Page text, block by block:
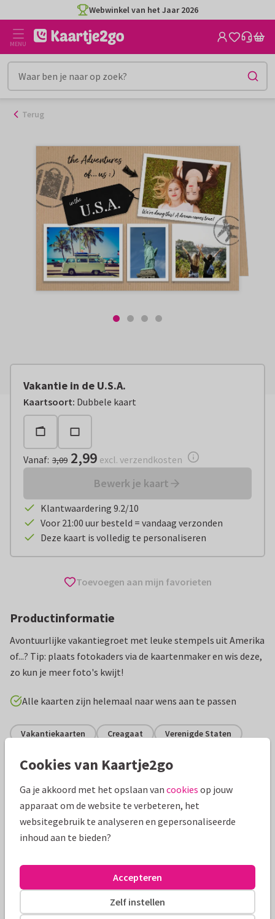
naar
inhoud
Webwinkel van het Jaar 2026
MENU
Terug
Vakantie in de U.S.A.
Kaartsoort: Dubbele kaart
Vanaf:€ 2,99 excl. verzendkosten
Vanaf: 3,09 2,99 excl. verzendkosten
Bewerk je kaart
Klantwaardering 9.2/10
Voor 21:00 uur besteld = vandaag verzonden
Deze kaart is volledig te personaliseren
Toevoegen aan mijn favorieten
Productinformatie
Avontuurlijke vakantiegroet met leuke stempels uit Amerika
of...? Tip: plaats fotokaders via de kaartenmaker en wis deze,
zo kun je meer foto's kwijt!
Alle kaarten zijn helemaal naar wens aan te passen
Vakantiekaarten Creagaat Verenigde Staten
Specificaties bij deze kaart
Papiersoort: Kies uit 6 luxe papiersoorten
Witte vensterenvelop
Formaten
Cookies van Kaartje2go
Ga je akkoord met het opslaan van cookies op jouw
apparaat om de website te verbeteren, het
websitegebruik te analyseren en gepersonaliseerde
inhoud aan te bieden?
Zelf instellen
Accepteren